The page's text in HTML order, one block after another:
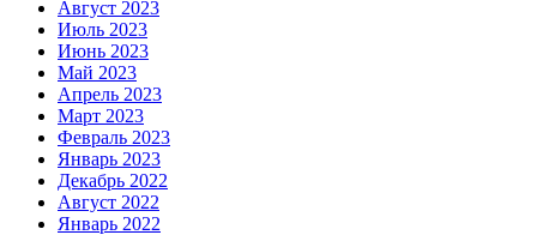
Август 2023
Июль 2023
Июнь 2023
Май 2023
Апрель 2023
Март 2023
Февраль 2023
Январь 2023
Декабрь 2022
Август 2022
Январь 2022